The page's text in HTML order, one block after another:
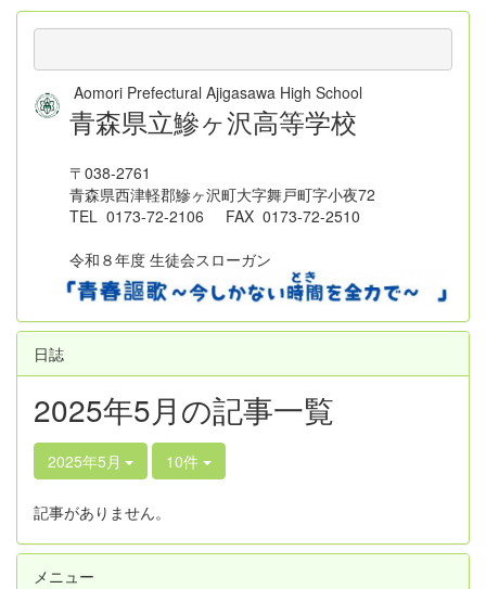
Aomori Prefectural Ajigasawa High School
青森県立鰺ヶ沢高等学校
〒038-2761
青森県西津軽郡鰺ヶ沢町大字舞戸町字小夜72
TEL 0173-72-2106 FAX 0173-72-2510
令和８年度 生徒会スローガン
日誌
2025年5月の記事一覧
2025年5月 10件
記事がありません。
メニュー